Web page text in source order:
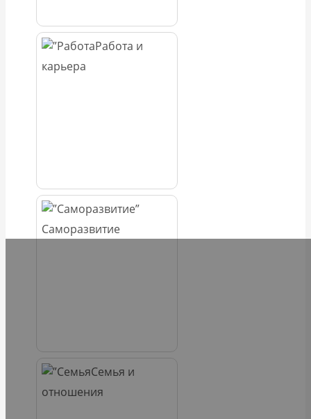
Работа и
карьера
Саморазвитие
Семья и
отношения